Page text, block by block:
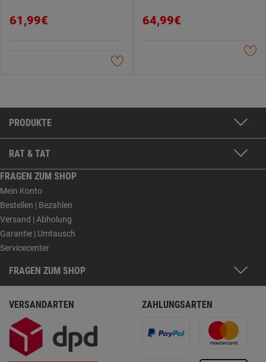
61,99€ 64,99€
PRODUKTE
RAT & TAT
FRAGEN ZUM SHOP
Mein Konto
Bestellen | Bezahlen
Versand | Abholung
Garantie | Umtausch
Servicecenter
FRAGEN ZUM SHOP
VERSANDARTEN ZAHLUNGSARTEN